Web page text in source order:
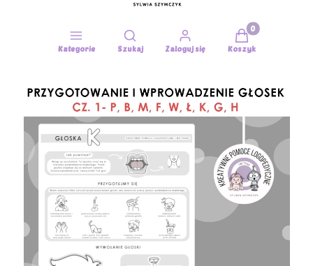
Kategorie
Otwórz wyszukiwarkę
Szukaj Zaloguj się
Produkty w
Koszyk